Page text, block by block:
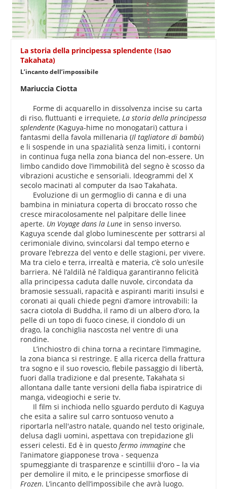
La storia della principessa splendente (Isao
Takahata)
L’incanto dell’impossibile
Mariuccia Ciotta
Forme di acquarello in dissolvenza incise su carta
di riso, fluttuanti e irrequiete,La storia della principessa
splendente (Kaguya-hime no monogatari) cattura i
fantasmi della favola millenaria (Il tagliatore di bambù)
e li sospende in una spazialità senza limiti, i contorni
in continua fuga nella zona bianca del non-essere. Un
limbo candido dove l’immobilità del segno è scosso da
vibrazioni acustiche e sensoriali. Ideogrammi del X
secolo macinati al computer da Isao Takahata.
Evoluzione di un germoglio di canna e di una
bambina in miniatura coperta di broccato rosso che
cresce miracolosamente nel palpitare delle linee
aperte. Un Voyage dans la Lune in senso inverso.
Kaguya scende dal globo luminescente per sottrarsi al
cerimoniale divino, svincolarsi dal tempo eterno e
provare l’ebrezza del vento e delle stagioni, per vivere.
Ma tra cielo e terra, irrealtà e materia, c’è solo un’esile
barriera. Né l’aldilà né l’aldiqua garantiranno felicità
alla principessa caduta dalle nuvole, circondata da
bramosie sessuali, rapacità e aspiranti mariti insulsi e
coronati ai quali chiede pegni d’amore introvabili: la
sacra ciotola di Buddha, il ramo di un albero d’oro, la
pelle di un topo di fuoco cinese, il ciondolo di un
drago, la conchiglia nascosta nel ventre di una
rondine.
L’inchiostro di china torna a recintare l’immagine,
la zona bianca si restringe. E alla ricerca della frattura
tra sogno e il suo rovescio, flebile passaggio di libertà,
fuori dalla tradizione e dal presente, Takahata si
allontana dalle tante versioni della fiaba ispiratrice di
manga, videogiochi e serie tv.
Il film si inchioda nello sguardo perduto di Kaguya
che esita a salire sul carro sontuoso venuto a
riportarla nell'astro natale, quando nel testo originale,
delusa dagli uomini, aspettava con trepidazione gli
esseri celesti. Ed è in questo fermo immagine che
l’animatore giapponese trova - sequenza
spumeggiante di trasparenze e scintillii d'oro – la via
per demolire il mito, e le principesse smorfiose di
Frozen. L’incanto dell’impossibile che avrà luogo.